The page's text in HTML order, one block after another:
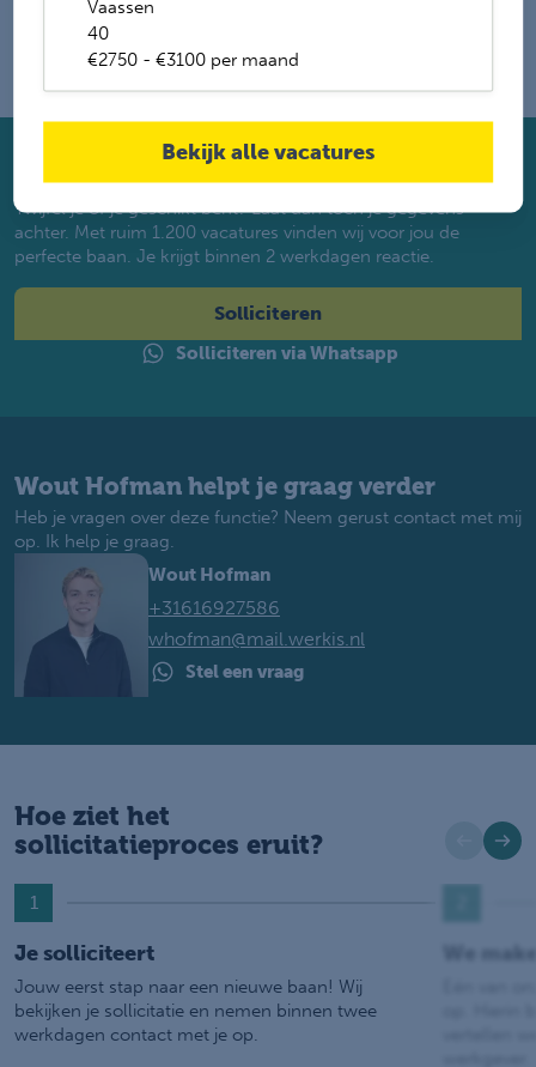
Vaassen
40
€2750 - €3100 per maand
Bekijk alle vacatures
Solliciteer direct
Twijfel je of je geschikt bent? Laat dan toch je gegevens
achter. Met ruim 1.200 vacatures vinden wij voor jou de
perfecte baan. Je krijgt binnen 2 werkdagen reactie.
Solliciteren
Solliciteren via Whatsapp
Wout Hofman helpt je graag verder
Heb je vragen over deze functie? Neem gerust contact met mij
op. Ik help je graag.
Wout Hofman
+31616927586
whofman@mail.werkis.nl
Stel een vraag
Hoe ziet het
sollicitatieproces eruit?
1
Je solliciteert
Jouw eerst stap naar een nieuwe baan! Wij
bekijken je sollicitatie en nemen binnen twee
werkdagen contact met je op.
We